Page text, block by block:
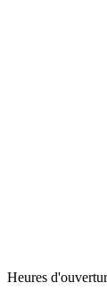
Heures